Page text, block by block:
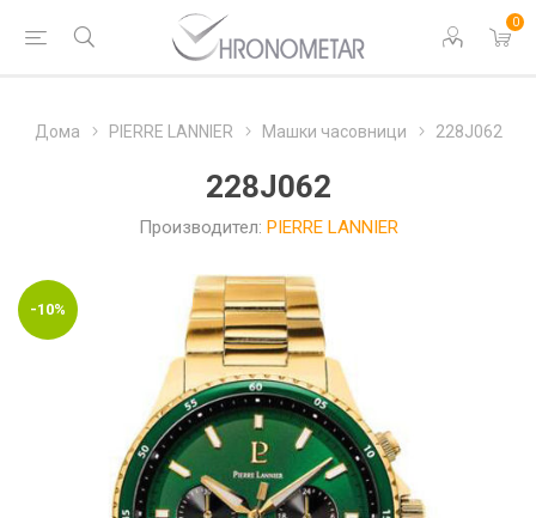
0
Дома PIERRE LANNIER Машки часовници 228J062
228J062
Производител: PIERRE LANNIER
-10%